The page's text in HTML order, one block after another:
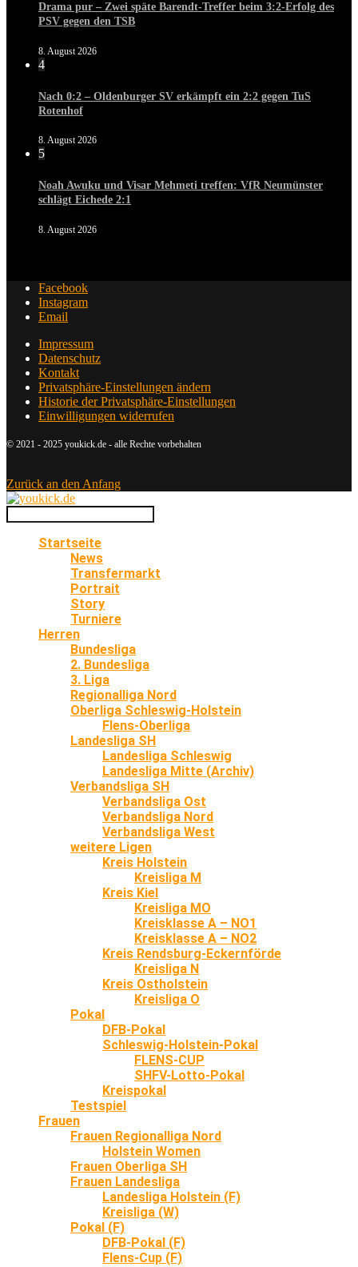
Drama pur – Zwei späte Barendt-Treffer beim 3:2-Erfolg des
PSV gegen den TSB
8. August 2026
4
Nach 0:2 – Oldenburger SV erkämpft ein 2:2 gegen TuS
Rotenhof
8. August 2026
5
Noah Awuku und Visar Mehmeti treffen: VfR Neumünster
schlägt Eichede 2:1
8. August 2026
Facebook
Instagram
Email
Impressum
Datenschutz
Kontakt
Privatsphäre-Einstellungen ändern
Historie der Privatsphäre-Einstellungen
Einwilligungen widerrufen
© 2021 - 2025 youkick.de - alle Rechte vorbehalten
Zurück an den Anfang
Startseite
News
Transfermarkt
Portrait
Story
Turniere
Herren
Bundesliga
2. Bundesliga
3. Liga
Regionalliga Nord
Oberliga Schleswig-Holstein
Flens-Oberliga
Landesliga SH
Landesliga Schleswig
Landesliga Mitte (Archiv)
Verbandsliga SH
Verbandsliga Ost
Verbandsliga Nord
Verbandsliga West
weitere Ligen
Kreis Holstein
Kreisliga M
Kreis Kiel
Kreisliga MO
Kreisklasse A – NO1
Kreisklasse A – NO2
Kreis Rendsburg-Eckernförde
Kreisliga N
Kreis Ostholstein
Kreisliga O
Pokal
DFB-Pokal
Schleswig-Holstein-Pokal
FLENS-CUP
SHFV-Lotto-Pokal
Kreispokal
Testspiel
Frauen
Frauen Regionalliga Nord
Holstein Women
Frauen Oberliga SH
Frauen Landesliga
Landesliga Holstein (F)
Kreisliga (W)
Pokal (F)
DFB-Pokal (F)
Flens-Cup (F)